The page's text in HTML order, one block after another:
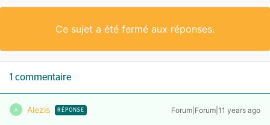
Ce sujet a été fermé aux réponses.
1 commentaire
A Alezis RÉPONSE Forum|Forum|11 years ago